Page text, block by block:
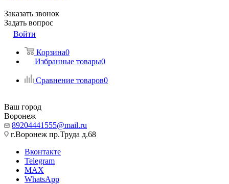
Заказать звонок
Задать вопрос
Войти
Корзина0
Избранные товары0
Сравнение товаров0
Ваш город
Воронеж
89204441555@mail.ru
г.Воронеж пр.Труда д.68
Вконтакте
Telegram
MAX
WhatsApp